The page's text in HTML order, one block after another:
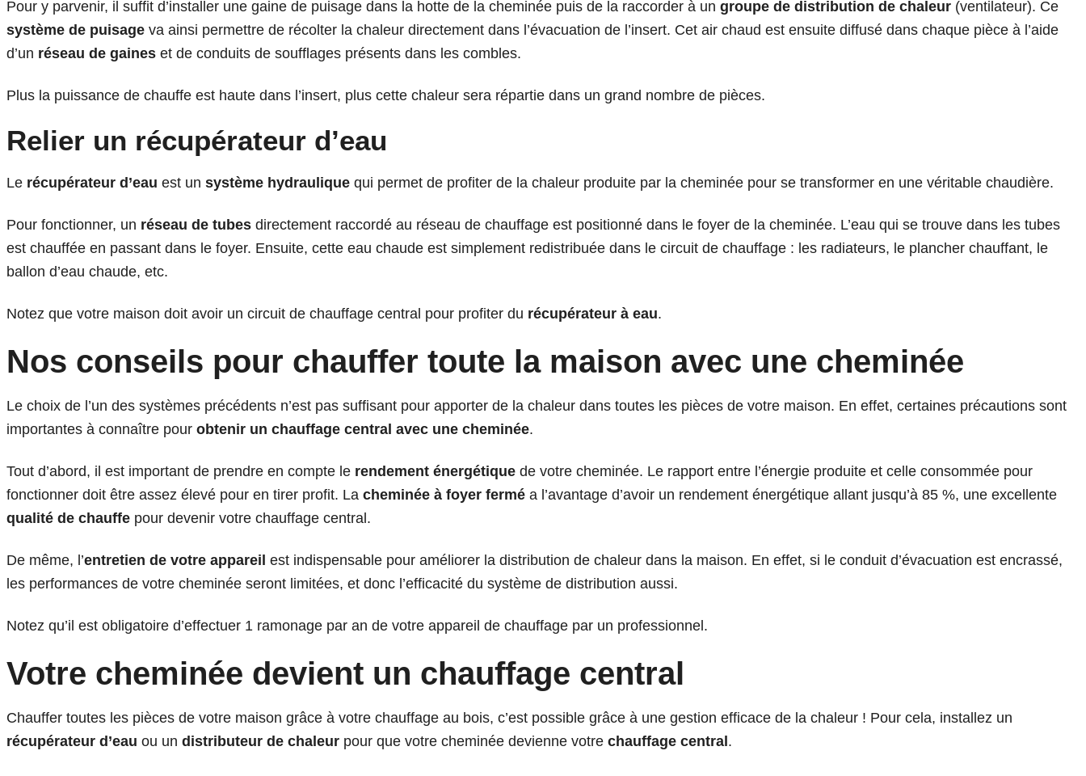
Pour y parvenir, il suffit d’installer une gaine de puisage dans la hotte de la cheminée puis de la raccorder à un groupe de distribution de chaleur (ventilateur). Ce
système de puisage va ainsi permettre de récolter la chaleur directement dans l’évacuation de l’insert. Cet air chaud est ensuite diffusé dans chaque pièce à l’aide
d’un réseau de gaines et de conduits de soufflages présents dans les combles.
Plus la puissance de chauffe est haute dans l’insert, plus cette chaleur sera répartie dans un grand nombre de pièces.
Relier un récupérateur d’eau
Le récupérateur d’eau est un système hydraulique qui permet de profiter de la chaleur produite par la cheminée pour se transformer en une véritable chaudière.
Pour fonctionner, un réseau de tubes directement raccordé au réseau de chauffage est positionné dans le foyer de la cheminée. L’eau qui se trouve dans les tubes
est chauffée en passant dans le foyer. Ensuite, cette eau chaude est simplement redistribuée dans le circuit de chauffage : les radiateurs, le plancher chauffant, le
ballon d’eau chaude, etc.
Notez que votre maison doit avoir un circuit de chauffage central pour profiter du récupérateur à eau.
Nos conseils pour chauffer toute la maison avec une cheminée
Le choix de l’un des systèmes précédents n’est pas suffisant pour apporter de la chaleur dans toutes les pièces de votre maison. En effet, certaines précautions sont
importantes à connaître pour obtenir un chauffage central avec une cheminée.
Tout d’abord, il est important de prendre en compte le rendement énergétique de votre cheminée. Le rapport entre l’énergie produite et celle consommée pour
fonctionner doit être assez élevé pour en tirer profit. La cheminée à foyer fermé a l’avantage d’avoir un rendement énergétique allant jusqu’à 85 %, une excellente
qualité de chauffe pour devenir votre chauffage central.
De même, l’entretien de votre appareil est indispensable pour améliorer la distribution de chaleur dans la maison. En effet, si le conduit d’évacuation est encrassé,
les performances de votre cheminée seront limitées, et donc l’efficacité du système de distribution aussi.
Notez qu’il est obligatoire d’effectuer 1 ramonage par an de votre appareil de chauffage par un professionnel.
Votre cheminée devient un chauffage central
Chauffer toutes les pièces de votre maison grâce à votre chauffage au bois, c’est possible grâce à une gestion efficace de la chaleur ! Pour cela, installez un
récupérateur d’eau ou un distributeur de chaleur pour que votre cheminée devienne votre chauffage central.